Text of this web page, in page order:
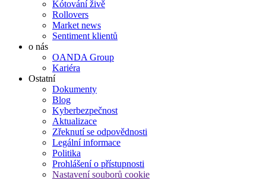
Kótování živě
Rollovers
Market news
Sentiment klientů
o nás
OANDA Group
Kariéra
Ostatní
Dokumenty
Blog
Kyberbezpečnost
Aktualizace
Zřeknutí se odpovědnosti
Legální informace
Politika
Prohlášení o přístupnosti
Nastavení souborů cookie